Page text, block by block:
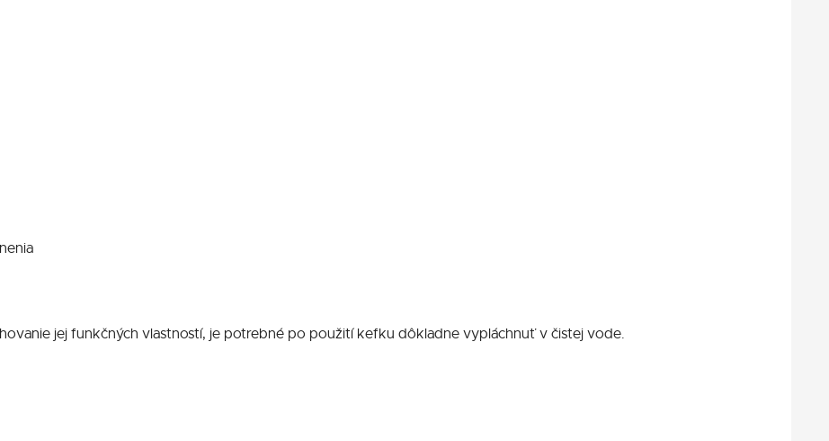
jej funkčných vlastností, je potrebné po použití kefku dôkladne vypláchnuť v čistej vode.